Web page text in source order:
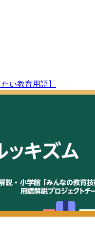
い教育用語】